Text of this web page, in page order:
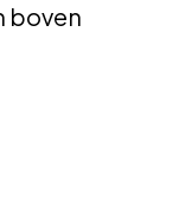
boven